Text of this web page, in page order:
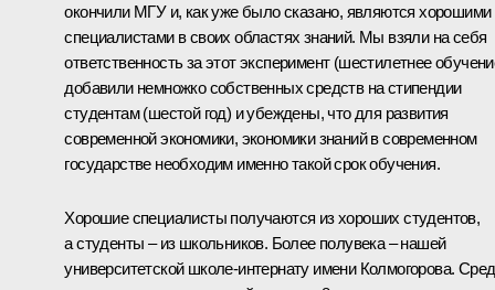
окончили МГУ и, как уже было сказано, являются хорошими
специалистами в своих областях знаний. Мы взяли на себя
ответственность за этот эксперимент (шестилетнее
добавили немножко собственных средств на стипендии
студентам (шестой год) и убеждены, что для развития
современной экономики, экономики знаний в современном
государстве необходим именно такой срок обучения.
Хорошие специалисты получаются из хороших студентов,
а студенты – из школьников. Более полувека – нашей
университетской школе-интернату имени Колмогорова.